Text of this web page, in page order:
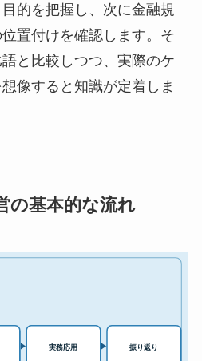
的を把握し、次に金融規
置付けを確認します。そ
と比較しつつ、実際のケ
像すると知識が定着しま
の基本的な流れ
実務応用 振り返り